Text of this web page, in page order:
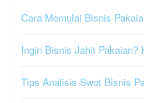
Cara Memulai Bisnis
Ingin Bisnis Jahit Pakaian?
Tips Analisis Swot Bisnis